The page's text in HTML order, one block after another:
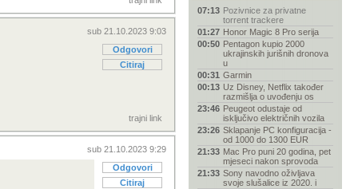
sub 21.10.2023 9:03
Odgovori
Citiraj
trajni link
sub 21.10.2023 9:29
Odgovori
Citiraj
07:13 Pozivnice za privatne
torrent trackere
01:27 Honor Magic 8 Pro serija
00:50 Pentagon kupio 2000
ukrajinskih jurišnih dronova
u
00:31 Garmin
00:13 Uz Disney, Netflix također
razmišlja o uvođenju os
23:46 Peugeot odustaje od
isključivo električnih vozila
23:26 Sklapanje PC konfiguracija -
od 1000 do 1300 EUR
21:33 Mac Pro puni 20 godina, pet
mjeseci nakon sprovoda
21:33 Sony navodno oživljava
svoje slušalice iz 2020. i